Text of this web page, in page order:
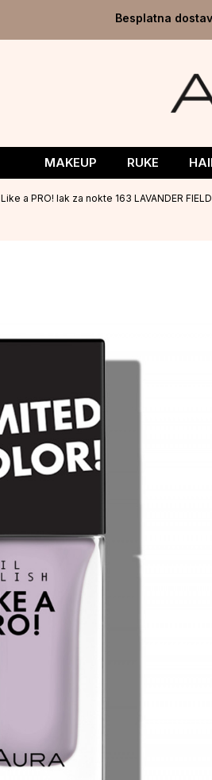
Besplatna
MAKEUP RUKE
Like a PRO! lak za nokte 163 LAVANDER FIELD